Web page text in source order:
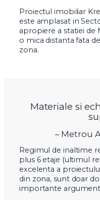
Proiectul imobiliar
este amplasat in
apropiere a statiei de
o mica distanta fata
zona.
Materiale si
– Metrou
Regimul de inaltime
plus 6 etaje (ultimul
excelenta a
din zona, sunt doar
importante